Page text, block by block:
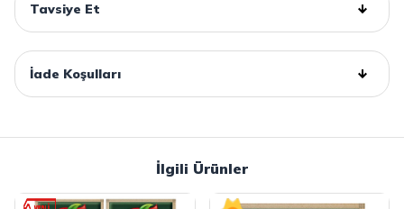
Tavsiye Et
İade Koşulları
İlgili Ürünler